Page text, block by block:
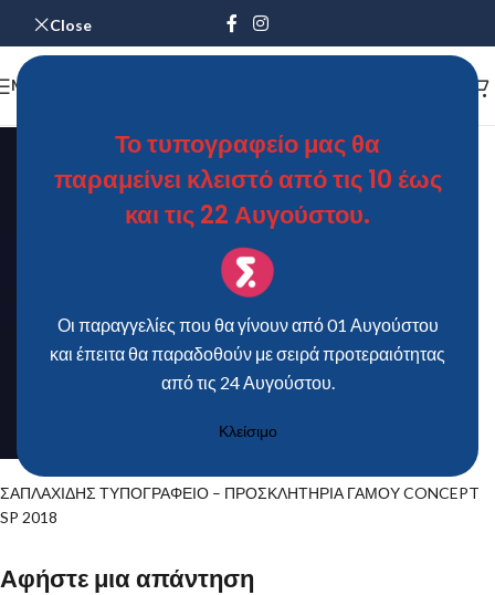
Close
Το τυπογραφείο μας θα
παραμείνει κλειστό από τις 10 έως
και τις 22 Αυγούστου.
Οι παραγγελίες που θα γίνουν από 01 Αυγούστου
και έπειτα θα παραδοθούν με σειρά προτεραιότητας
από τις 24 Αυγούστου.
Κλείσιμο
MENU
ΣΑΠΛΑΧΙΔΗΣ ΤΥΠΟΓΡΑΦΕΙΟ – ΠΡΟΣΚΛΗΤΗΡΙΑ ΓΑΜΟΥ CONCEPT
SP 2018
Αφήστε μια απάντηση